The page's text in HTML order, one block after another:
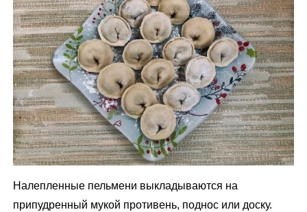
Налепленные пельмени выкладываются на
припудренный мукой противень, поднос или доску.